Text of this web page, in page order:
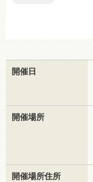
開催日
開催場所
開催場所住所